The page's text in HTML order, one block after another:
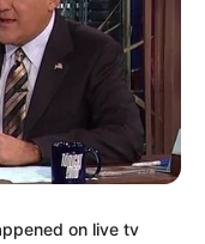
las
a un gato…”
on live tv